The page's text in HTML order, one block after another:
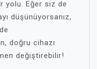
yolu. Eğer siz de
düşünüyorsanız,
doğru cihazı
değiştirebilir!